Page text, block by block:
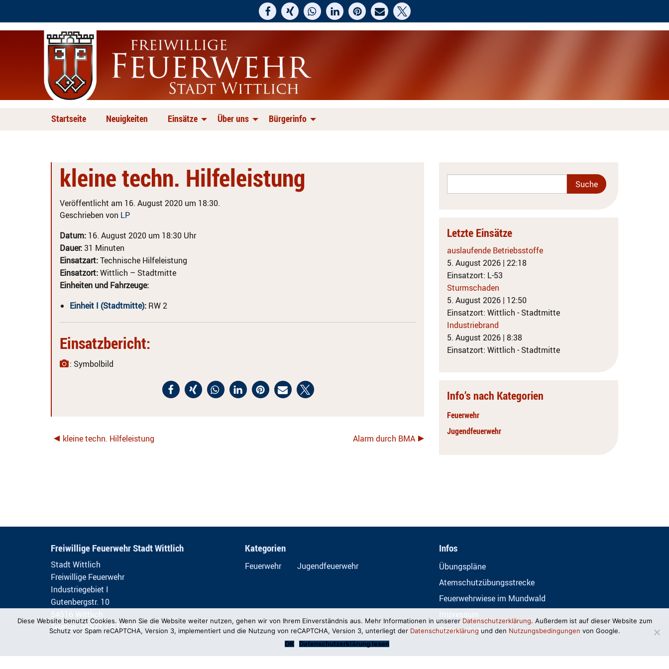
Startseite Neuigkeiten Einsätze Über uns Bürgerinfo
kleine techn. Hilfeleistung
Veröffentlicht am 16. August 2020 um 18:30.
Geschrieben von LP
Datum: 16. August 2020 um 18:30 Uhr
Dauer:31 Minuten
Einsatzart:Technische Hilfeleistung
Einsatzort:Wittlich – Stadtmitte
Einheiten und Fahrzeuge:
Einheit I (Stadtmitte): RW 2
Einsatzbericht:
: Symbolbild
kleine techn. Hilfeleistung Alarm durch BMA
Letzte Einsätze
auslaufende Betriebsstoffe
5. August 2026 | 22:18
Einsatzort: L-53
Sturmschaden
5. August 2026 | 12:50
Einsatzort: Wittlich - Stadtmitte
Industriebrand
5. August 2026 | 8:38
Einsatzort: Wittlich - Stadtmitte
Info’s nach Kategorien
Feuerwehr
Jugendfeuerwehr
Freiwillige Feuerwehr Stadt Wittlich
Stadt Wittlich
Freiwillige Feuerwehr
Industriegebiet I
Gutenbergstr. 10
Telefon: 06571 / 97 40-0
Kategorien
Feuerwehr Jugendfeuerwehr
Infos
Übungspläne
Atemschutzübungsstrecke
Feuerwehrwiese im Mundwald
Datenschutz
Diese Website benutzt Cookies. Wenn Sie die Website weiter nutzen, gehen wir von Ihrem Einverständnis aus. Mehr Informationen in unserer Datenschutzerklärung. Außerdem ist auf dieser Website zum
Schutz vor Spam reCAPTCHA, Version 3, implementiert und die Nutzung von reCAPTCHA, Version 3, unterliegt der Datenschutzerklärung und den Nutzungsbedingungen von Google.
OK
Datenschutzerklärung lesen